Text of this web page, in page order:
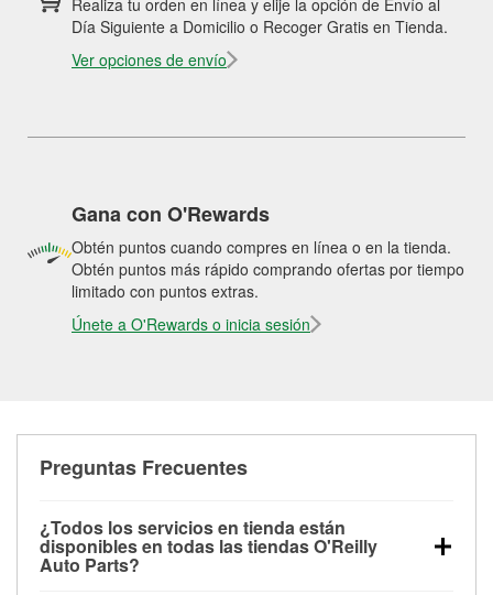
Realiza tu orden en línea y elije la opción de Envío al
Día Siguiente a Domicilio o Recoger Gratis en Tienda.
Ver opciones de envío
Gana con O'Rewards
Obtén puntos cuando compres en línea o en la tienda.
Obtén puntos más rápido comprando ofertas por tiempo
limitado con puntos extras.
Únete a O'Rewards o inicia sesión
Preguntas Frecuentes
¿Todos los servicios en tienda están
disponibles en todas las tiendas O'Reilly
Auto Parts?